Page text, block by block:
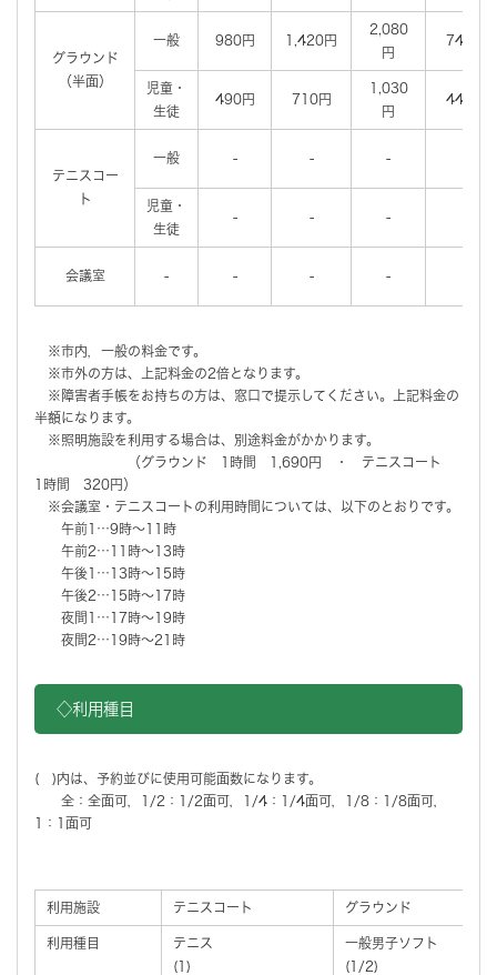
グラウンド
（半面）
一般 980円 1,420円
2,080
円
740円
児童・
生徒
490円 710円
1,030
円
440円
テニスコー
ト
一般 - - -
児童・
生徒
- - -
会議室 - - - -
※市内，一般の料金です。
※市外の方は、上記料金の2倍となります。
※障害者手帳をお持ちの方は、窓口で提示してください。上記料金の
半額になります。
※照明施設を利用する場合は、別途料金がかかります。
（グラウンド 1時間 1,690円 ・ テニスコート
1時間 320円）
※会議室・テニスコートの利用時間については、以下のとおりです。
午前1…9時～11時
午前2…11時～13時
午後1…13時～15時
午後2…15時～17時
夜間1…17時～19時
夜間2…19時～21時
◇利用種目
( )内は、予約並びに使用可能面数になります。
全：全面可，1/2：1/2面可，1/4：1/4面可，1/8：1/8面可，
1：1面可
利用施設 テニスコート グラウンド
利用種目
テニス
(1)
一般男子ソフト
(1/2)